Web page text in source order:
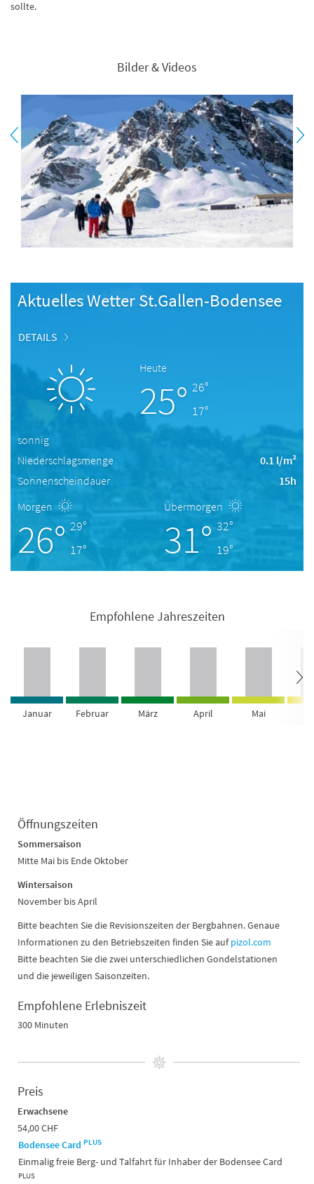
sollte.
Bilder & Videos
Aktuelles Wetter St.Gallen-Bodensee
DETAILS
Heute
25° 26°
17°
sonnig
Niederschlagsmenge
0.1 l/m²
Sonnenscheindauer
15h
Morgen
26° 29°
17°
Übermorgen
31° 32°
19°
Empfohlene Jahreszeiten
Januar Februar März April Mai
Öffnungszeiten
Sommersaison
Mitte Mai bis Ende Oktober
Wintersaison
November bis April
Bitte beachten Sie die Revisionszeiten der Bergbahnen. Genaue
Informationen zu den Betriebszeiten finden Sie aufpizol.com
Bitte beachten Sie die zwei unterschiedlichen Gondelstationen
und die jeweiligen Saisonzeiten.
Empfohlene Erlebniszeit
300 Minuten
Preis
Erwachsene
54,00 CHF
Bodensee CardPLUS
Einmalig freie Berg- und Talfahrt für Inhaber der Bodensee Card
PLUS